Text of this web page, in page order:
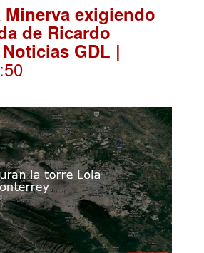
Minerva exigiendo
de Ricardo
GDL |